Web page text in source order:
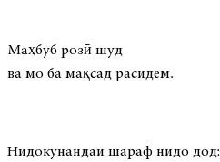
Маҳбуб розӣ шуд
ва мо ба мақсад расидем.
Нидокунандаи шараф нидо дод: